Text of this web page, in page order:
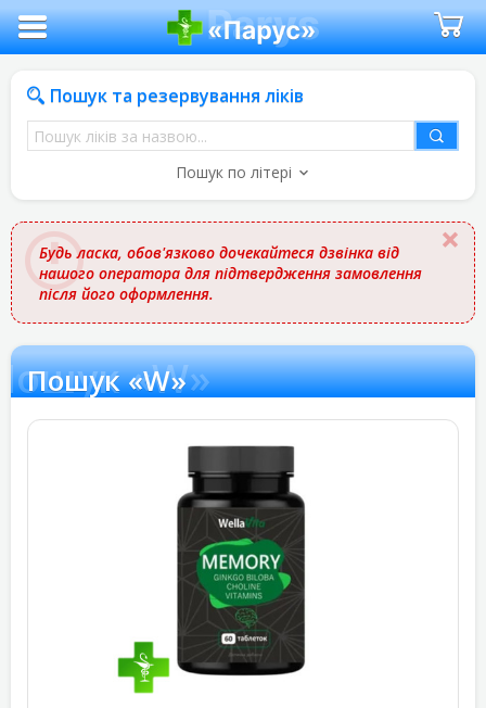
Пошук та резервування ліків
Пошук
ліків
назвою
Пошук по літері
Будь ласка, обов'язково дочекайтеся дзвінка від
нашого оператора для підтвердження замовлення
після його оформлення.
«W»
Пошук «W»